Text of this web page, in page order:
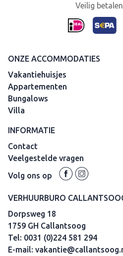
Veilig
ONZE ACCOMMODATIES
Vakantiehuisjes
Appartementen
Bungalows
Villa
INFORMATIE
Contact
Veelgestelde vragen
Volg ons op
VERHUURBURO
Dorpsweg 18
1759 GH Callantsoog
Tel: 0031 (0)224 581 294
E-mail: